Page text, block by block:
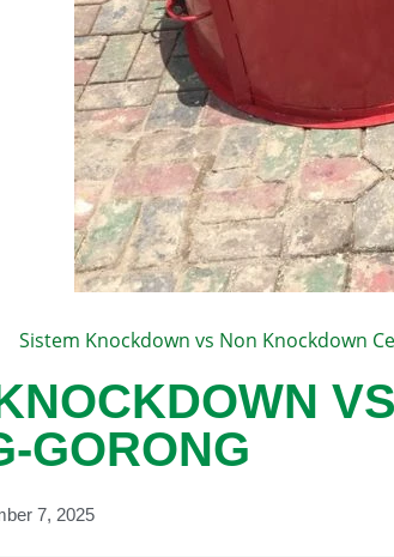
Sistem Knockdown vs Non Knockdown
GORONG
7, 2025